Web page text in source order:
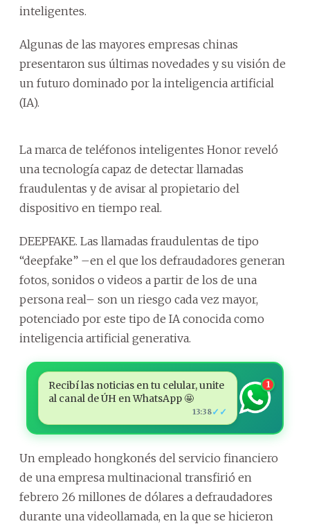
inteligentes.
Algunas de las mayores empresas chinas
presentaron sus últimas novedades y su visión de
un futuro dominado por la inteligencia artificial
(IA).
La marca de teléfonos inteligentes Honor reveló
una tecnología capaz de detectar llamadas
fraudulentas y de avisar al propietario del
dispositivo en tiempo real.
DEEPFAKE. Las llamadas fraudulentas de tipo
“deepfake” –en el que los defraudadores generan
fotos, sonidos o videos a partir de los de una
persona real– son un riesgo cada vez mayor,
potenciado por este tipo de IA conocida como
inteligencia artificial generativa.
Recibí las noticias en tu celular, unite
al canal de ÚH en WhatsApp 🤩
13:38✓✓
1
Un empleado hongkonés del servicio financiero
de una empresa multinacional transfirió en
febrero 26 millones de dólares a defraudadores
durante una videollamada, en la que se hicieron